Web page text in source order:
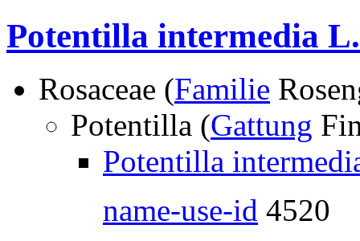
Potentilla intermedia L.
Rosaceae (Familie
Potentilla (Gattung
Potentilla
name-use-id 4520